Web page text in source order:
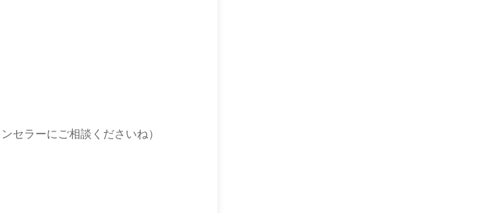
セラーにご相談くださいね）